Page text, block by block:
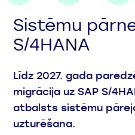
Sistēmu
S/4HANA
Līdz 2027. gada
migrācija uz SAP S/
atbalsts sistēmu
uzturēšana.